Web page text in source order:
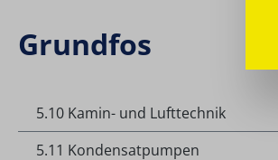
Grundfos
5.10 Kamin- und Lufttechnik
5.11 Kondensatpumpen